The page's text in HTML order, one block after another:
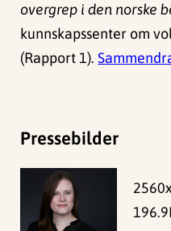
overgrep i den norske
kunnskapssenter om
(Rapport 1).
Pressebilder